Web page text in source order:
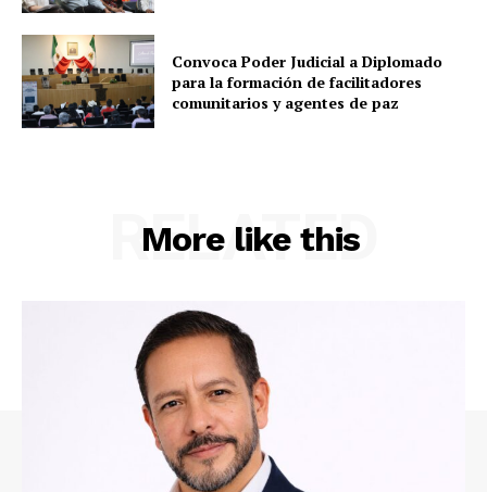
Convoca Poder Judicial a Diplomado
para la formación de facilitadores
comunitarios y agentes de paz
More like this
RELATED